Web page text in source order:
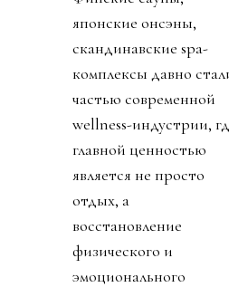
японские онсэны,
скандинавские spa-
комплексы давно
частью современной
wellness-индустрии,
главной ценностью
является не просто
отдых, а
восстановление
физического и
эмоционального